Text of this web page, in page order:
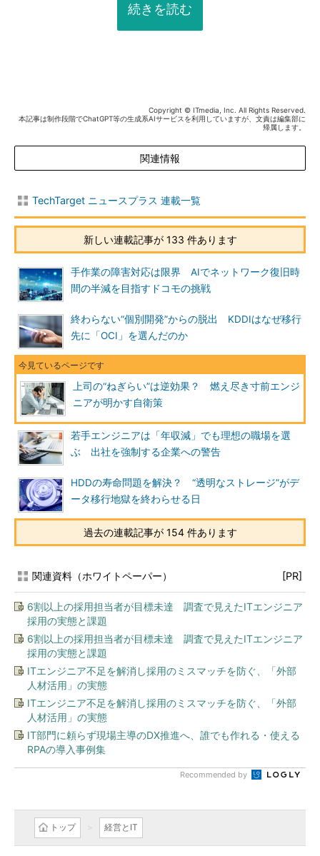
続きを読む
Copyright © ITmedia, Inc. All Rights Reserved.
本記事は制作段階でChatGPT等の生成系AIサービスを利用していますが、文責は編集部に
帰属します。
関連情報
TechTarget ニュースプラス 連載一覧
新しい連載記事が 133 件あります
手作業の障害対応は限界 AIでネットワーク復旧時
間の半減を目指すドコモの挑戦
終わらない“個別開発”からの脱出 KDDIはなぜ移行
先に「OCI」を選んだのか
上司の“ねぎらい”は逆効果？ 燃え尽き寸前エンジ
ニアが明かす自衛策
若手エンジニアは「年収減」でも理想の職場を選
ぶ 出社を強制する企業への警告
HDDの寿命問題を解決？ “透明なストレージ”がデ
ータ移行地獄を終わらせる日
過去の連載記事が 154 件あります
関連資料（ホワイトペーパー） [PR]
6割以上の採用担当者が目標未達 調査で見えたITエンジニア
採用の実態と課題
6割以上の採用担当者が目標未達 調査で見えたITエンジニア
採用の実態と課題
ITエンジニア不足を解消し採用のミスマッチを防ぐ、「外部
人材活用」の実態
ITエンジニア不足を解消し採用のミスマッチを防ぐ、「外部
人材活用」の実態
IT部門に頼らず現場主導のDX推進へ、誰でも作れる・使える
RPAの導入事例集
Recommended by
トップ 経営とIT